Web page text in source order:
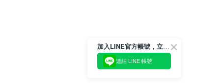
加入LINE官方帳號，立即獲得$100購物金!
連結 LINE 帳號